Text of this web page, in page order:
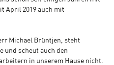
April 2019 auch mit
Michael Brüntjen, steht
und scheut auch den
in unserem Hause nicht.